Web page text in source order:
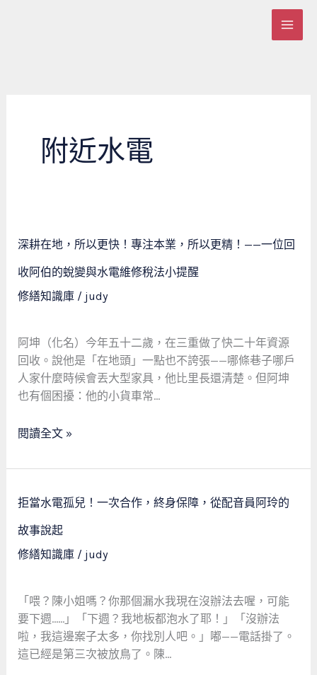
附近水電
深耕在地，所以更快！專注本業，所以更精！——一位回
收阿伯的蛻變與水電維修稅法小提醒
修繕知識庫/ judy
阿坤（化名）今年五十二歲，在三重做了快二十年資源
回收。說他是「在地頭」一點也不誇張——哪條巷子哪戶
人家什麼時候會丟大型家具，他比里長還清楚。但阿坤
也有個困擾：他的小貨車常…
深
耕
在
地，
更
快！
專
注
業，
以
精！
一
位
阿
伯
的
蛻
閱讀全文 »
拒當水電孤兒！一次合作，終身保障，從配音員阿玲的
故事說起
修繕知識庫/ judy
「喂？陳小姐嗎？你那個漏水我現在沒辦法去喔，可能
要下週……」「下週？我地板都泡水了耶！」「沒辦法
啦，我這邊案子太多，你找別人吧。」嘟——電話掛了。
這已經是第三次被放鳥了。陳…
拒
當
水
電
一
次
合
作，